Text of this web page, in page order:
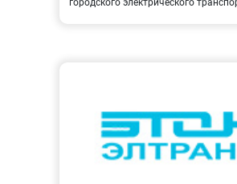
городского электрического